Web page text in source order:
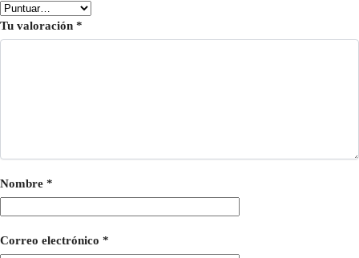
Tu valoración *
Nombre *
Correo electrónico *